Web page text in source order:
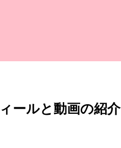
ールと動画の紹介